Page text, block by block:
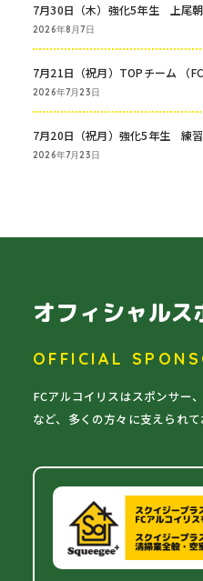
7月30日（木）強化5年生 上尾
2026年8月7日
7月21日（祝月）TOPチーム （
2026年7月23日
7月20日（祝月）強化5年生 練
2026年7月23日
オフィシャルス
OFFICIAL
FCアルコイリスはスポンサー
など、多くの方々に支えられて